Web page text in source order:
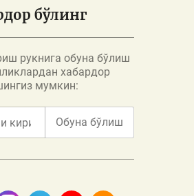
бўлинг
рукнига обуна бўлиш
хабардор
мумкин:
Обуна бўлиш